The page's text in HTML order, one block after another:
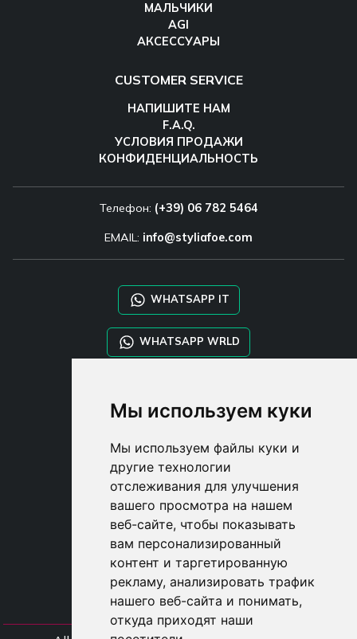
Мы используем куки
Мы используем файлы куки и
другие технологии
отслеживания для улучшения
вашего просмотра на нашем
веб-сайте, чтобы показывать
вам персонализированный
контент и таргетированную
рекламу, анализировать трафик
нашего веб-сайта и понимать,
откуда приходят наши
МАЛЬЧИКИ
AGI
АКСЕССУАРЫ
CUSTOMER SERVICE
НАПИШИТЕ НАМ
F.A.Q.
УСЛОВИЯ ПРОДАЖИ
КОНФИДЕНЦИАЛЬНОСТЬ
Телефон: (+39) 06 782 5464
EMAIL: info@styliafoe.com
WHATSAPP IT
WHATSAPP WRLD
SHOP B2B
DROPSHIPPING
USER
SUBSCRIBE
ВОЙДИТЕ